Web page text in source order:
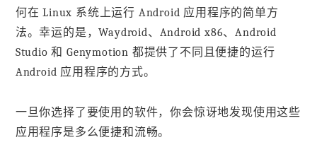
何在 Linux 系统上运行 Android 应用程序的简单方
法。幸运的是，Waydroid、Android x86、Android
Studio 和 Genymotion 都提供了不同且便捷的运行
Android 应用程序的方式。
一旦你选择了要使用的软件，你会惊讶地发现使用这些
应用程序是多么便捷和流畅。